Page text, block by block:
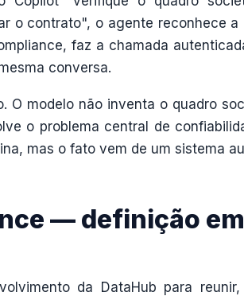
o contrato", o agente reconhece a
faz a chamada
conversa.
O modelo não inventa o quadro
o problema central de
mas o fato vem de um sistema
— definição em
da DataHub para